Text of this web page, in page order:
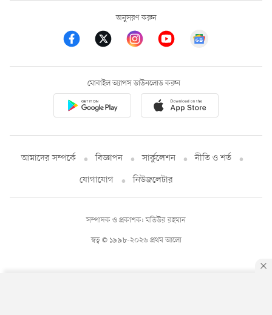
অনুসরণ করুন
মোবাইল অ্যাপস ডাউনলোড করুন
আমাদের সম্পর্কে বিজ্ঞাপন সার্কুলেশন
নীতি ও শর্ত
যোগাযোগ
নিউজলেটার
স্বত্ব © ১৯৯৮-২০২৬ প্রথম আলো
সম্পাদক ও প্রকাশক: মতিউর রহমান